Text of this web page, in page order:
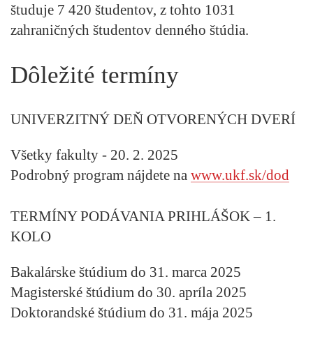
študuje 7 420 študentov, z tohto 1031
zahraničných študentov denného štúdia.
Dôležité termíny
UNIVERZITNÝ DEŇ OTVORENÝCH DVERÍ
Všetky fakulty - 20. 2. 2025
Podrobný program nájdete na www.ukf.sk/dod
TERMÍNY PODÁVANIA PRIHLÁŠOK – 1.
KOLO
Bakalárske štúdium do 31. marca 2025
Magisterské štúdium do 30. apríla 2025
Doktorandské štúdium do 31. mája 2025